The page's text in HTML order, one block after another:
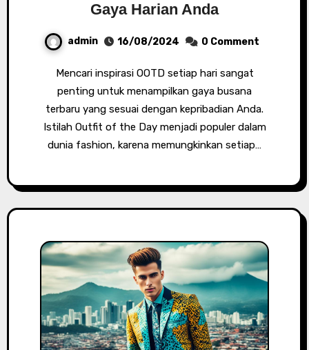
Gaya Harian Anda
admin 16/08/2024 0 Comment
Mencari inspirasi OOTD setiap hari sangat
penting untuk menampilkan gaya busana
terbaru yang sesuai dengan kepribadian Anda.
Istilah Outfit of the Day menjadi populer dalam
dunia fashion, karena memungkinkan setiap…